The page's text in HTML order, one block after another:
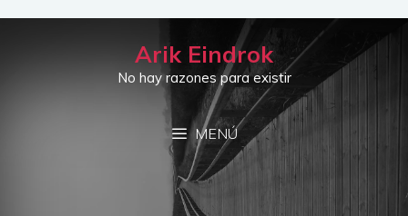
Saltar
Arik Eindrok
No hay razones para existir
MENÚ